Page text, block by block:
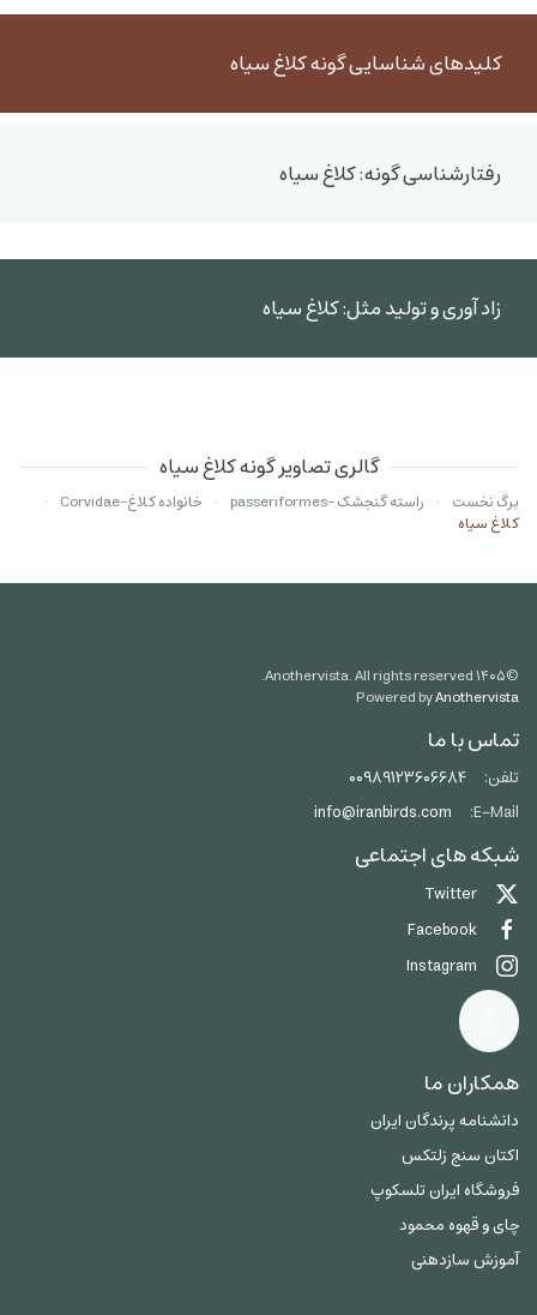
کلیدهای شناسایی گونه کلاغ سیاه
رفتارشناسی گونه: کلاغ سیاه
زاد آوری و تولید مثل: کلاغ سیاه
گالری تصاویر گونه کلاغ سیاه
برگ نخست راسته گنجشک -passeriformes
خانواده کلاغ-Corvidae
کلاغ سیاه
©۱۴۰۵
Powered byAnothervista
تماس با ما
تلفن:
00989123606684
E-Mail:
info@iranbirds.com
شبکه های اجتماعی
Twitter
Facebook
Instagram
همکاران ما
دانشنامه پرندگان ایران
اکتان سنج زلتکس
فروشگاه ایران تلسکوپ
چای و قهوه محمود
آموزش سازدهنی